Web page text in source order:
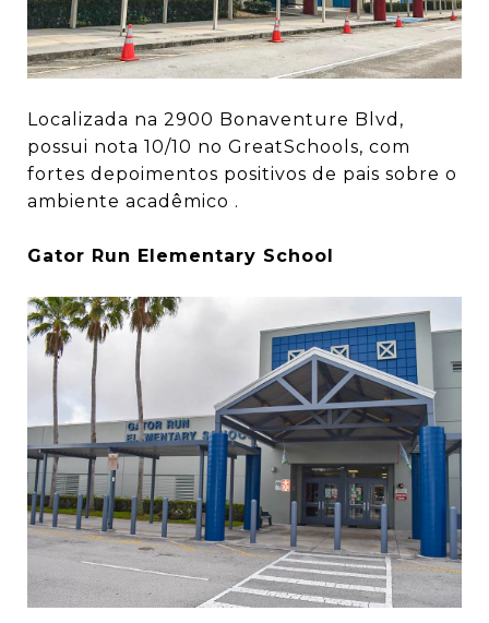
Localizada na 2900 Bonaventure Blvd,
possui nota 10/10 no GreatSchools, com
fortes depoimentos positivos de pais sobre o
ambiente acadêmico .
Gator Run Elementary School